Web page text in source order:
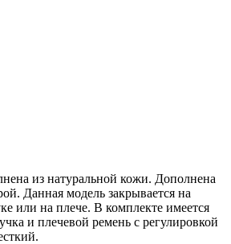
из натуральной кожи. Дополнена
Данная модель закрывается на
или на плече. В комплекте имеется
и плечевой ремень с регулировкой